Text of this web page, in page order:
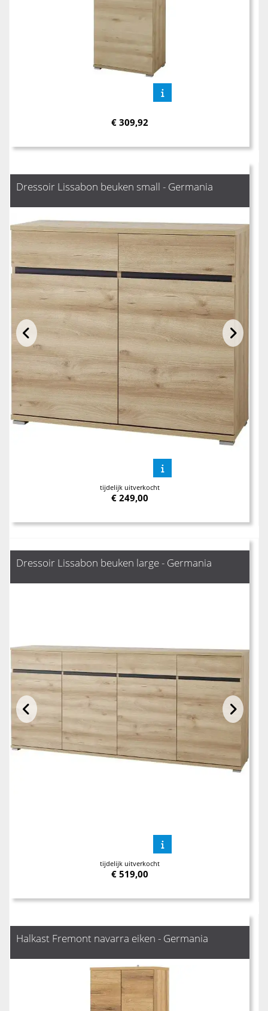
€ 309,92
Dressoir Lissabon beuken small - Germania
tijdelijk uitverkocht
€ 249,00
Dressoir Lissabon beuken large - Germania
tijdelijk uitverkocht
€ 519,00
Halkast Fremont navarra eiken - Germania